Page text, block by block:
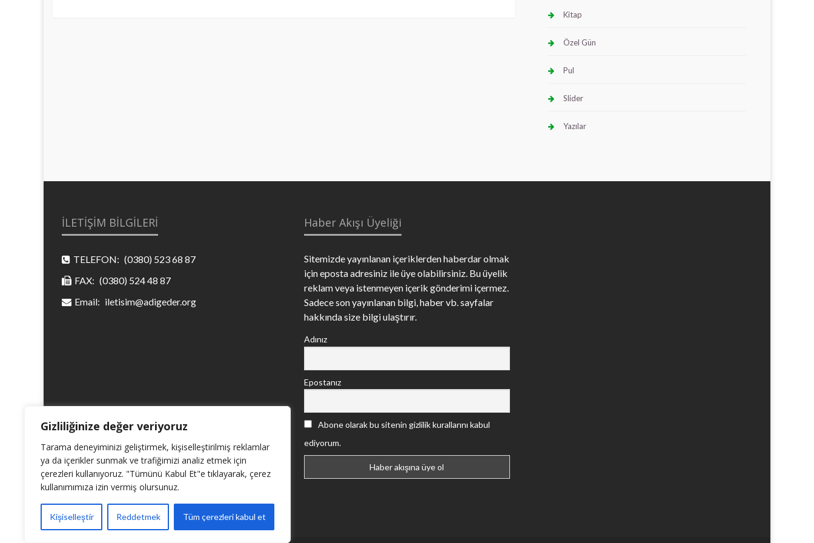
Gizliliğinize değer veriyoruz
Tarama deneyiminizi geliştirmek, kişiselleştirilmiş reklamlar
ya da içerikler sunmak ve trafiğimizi analiz etmek için
çerezleri kullanıyoruz. "Tümünü Kabul Et"e tıklayarak, çerez
kullanımımıza izin vermiş olursunuz.
Kişiselleştir Reddetmek Tüm çerezleri kabul et
Kitap
Özel Gün
Pul
Slider
Yazılar
İLETİŞİM BİLGİLERİ
TELEFON: (0380) 523 68 87
FAX: (0380) 524 48 87
Email: iletisim@adigeder.org
Haber Akışı Üyeliği
Sitemizde yayınlanan içeriklerden haberdar olmak
için eposta adresiniz ile üye olabilirsiniz. Bu üyelik
reklam veya istenmeyen içerik gönderimi içermez.
Sadece son yayınlanan bilgi, haber vb. sayfalar
hakkında size bilgi ulaştırır.
Adınız
Epostanız
Abone olarak bu sitenin gizlilik kurallarını kabul
ediyorum.